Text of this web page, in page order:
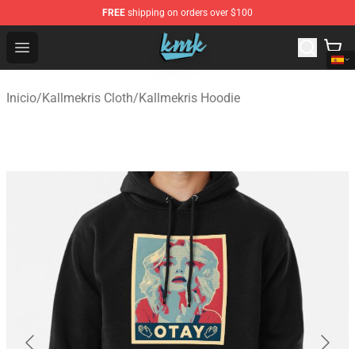
FREE shipping on orders over $100
Open menu
KallMeKris Store - Official KallMeKris Merchandise Shop
Inicio/Kallmekris Cloth/Kallmekris Hoodie